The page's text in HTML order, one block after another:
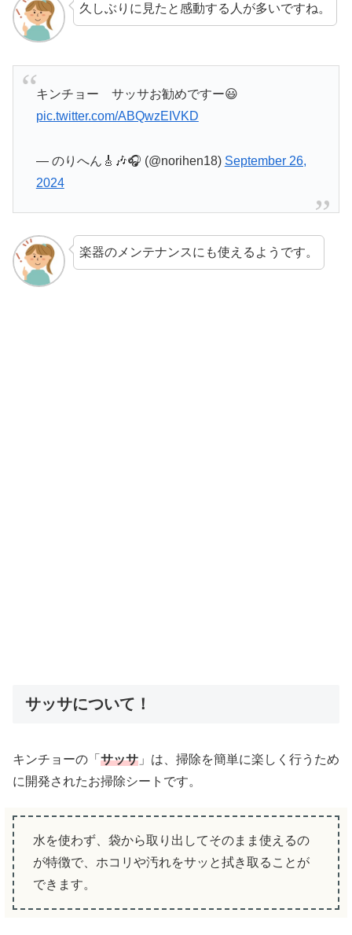
久しぶりに見たと感動する人が多いですね。
キンチョー サッサお勧めですー😃
pic.twitter.com/ABQwzEIVKD
— のりへん🎸🎶🎧 (@norihen18) September 26,
2024
楽器のメンテナンスにも使えるようです。
サッサについて！
キンチョーの「 サッサ 」は、掃除を簡単に楽しく行うため
に開発されたお掃除シートです。
水を使わず、袋から取り出してそのまま使えるの
が特徴で、ホコリや汚れをサッと拭き取ることが
できます。